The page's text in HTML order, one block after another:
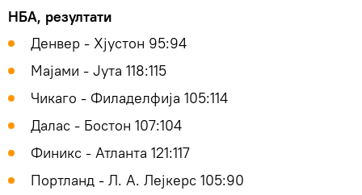
НБА, резултати
Денвер - Хјустон 95:94
Мајами - Јута 118:115
Чикаго - Филаделфија 105:114
Далас - Бостон 107:104
Финикс - Атланта 121:117
Портланд - Л. А. Лејкерс 105:90